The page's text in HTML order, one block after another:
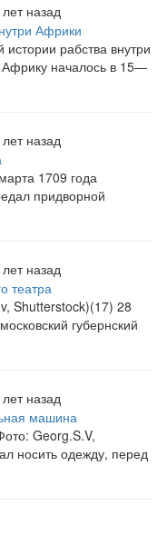
назад
Африки
рабства внутри
началось в 15—
назад
1709 года
придворной
назад
театра
Shutterstock)(17) 28
губернский
назад
машина
Georg.S.V,
носить одежду, перед